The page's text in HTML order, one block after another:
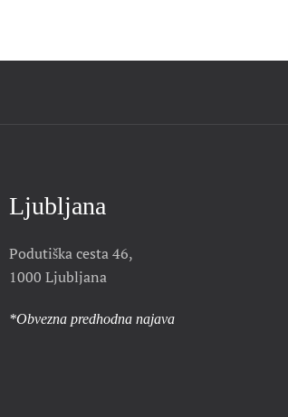
Ljubljana
Podutiška cesta 46,
1000 Ljubljana
*Obvezna predhodna najava